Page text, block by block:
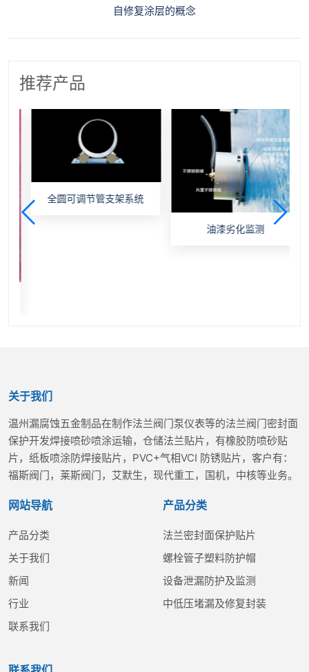
自修复涂层的概念
推荐产品
全圆可调节管支架系统
油漆劣化监测
关于我们
温州漏腐蚀五金制品在制作法兰阀门泵仪表等的法兰阀门密封面
保护开发焊接喷砂喷涂运输，仓储法兰贴片，有橡胶防喷砂贴
片，纸板喷涂防焊接贴片，PVC+气相VCI 防锈贴片，客户有：
福斯阀门，莱斯阀门，艾默生，现代重工，国机，中核等业务。
网站导航
产品分类
关于我们
新闻
行业
联系我们
产品分类
法兰密封面保护贴片
螺栓管子塑料防护帽
设备泄漏防护及监测
中低压堵漏及修复封装